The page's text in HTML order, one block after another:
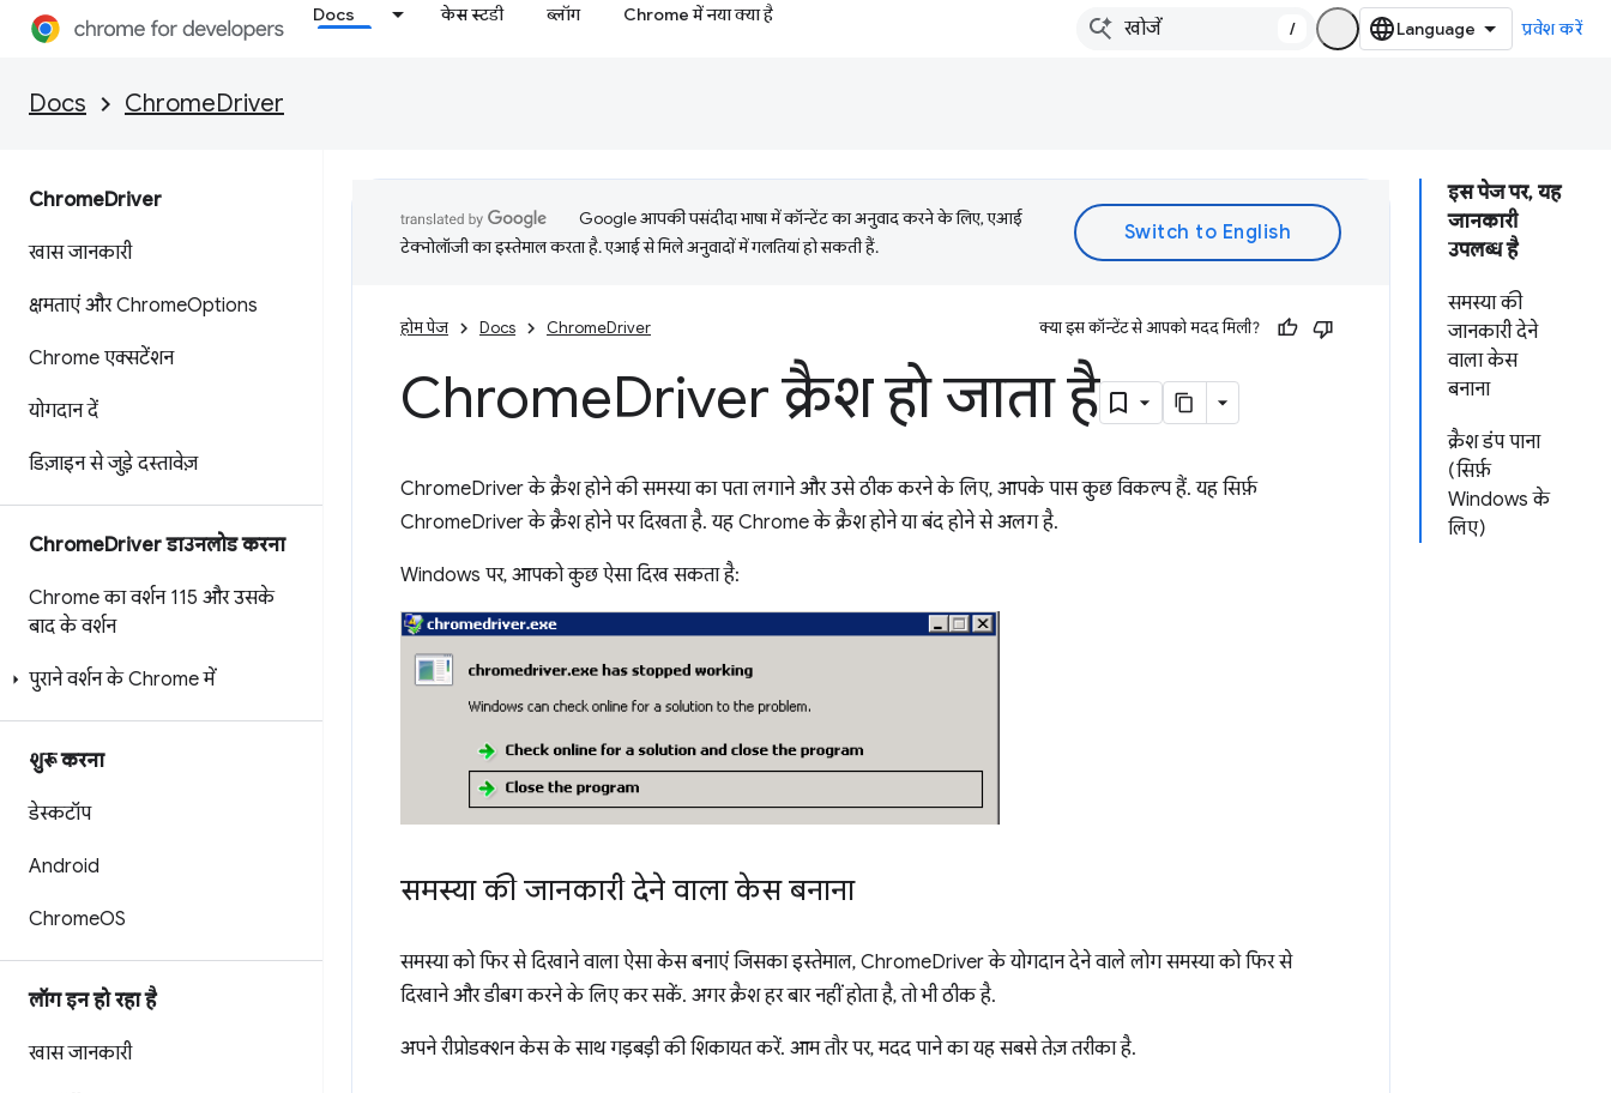
Docs केस स्टडी ब्लॉग Chrome में नया क्या है
/ प्रवेश करें
Docs ChromeDriver
ChromeDriver
खास जानकारी
क्षमताएं और ChromeOptions
Chrome एक्सटेंशन
योगदान दें
डिज़ाइन से जुड़े दस्तावेज़
ChromeDriver डाउनलोड करना
Chrome का वर्शन 115 और उसके
बाद के वर्शन
पुराने वर्शन के Chrome में
शुरू करना
डेस्कटॉप
Android
ChromeOS
लॉग इन हो रहा है
खास जानकारी
इस पेज पर, यह
जानकारी
उपलब्ध है
समस्या की
जानकारी देने
वाला केस
बनाना
क्रैश डंप पाना
(सिर्फ़
Windows के
लिए)
Google आपकी पसंदीदा भाषा में कॉन्टेंट का अनुवाद करने के लिए, एआई
टेक्नोलॉजी का इस्तेमाल करता है. एआई से मिले अनुवादों में गलतियां हो सकती हैं.
होम पेज Docs ChromeDriver क्या इस कॉन्टेंट से आपको मदद मिली?
ChromeDriver क्रैश हो जाता है
ChromeDriver के क्रैश होने की समस्या का पता लगाने और उसे ठीक करने के लिए, आपके पास कुछ विकल्प हैं. यह सिर्फ़
ChromeDriver के क्रैश होने पर दिखता है. यह Chrome के क्रैश होने या बंद होने से अलग है.
Windows पर, आपको कुछ ऐसा दिख सकता है:
समस्या की जानकारी देने वाला केस बनाना
समस्या को फिर से दिखाने वाला ऐसा केस बनाएं जिसका इस्तेमाल, ChromeDriver के योगदान देने वाले लोग समस्या को फिर से
दिखाने और डीबग करने के लिए कर सकें. अगर क्रैश हर बार नहीं होता है, तो भी ठीक है.
अपने रीप्रोडक्शन केस के साथ गड़बड़ी की शिकायत करें. आम तौर पर, मदद पाने का यह सबसे तेज़ तरीका है.